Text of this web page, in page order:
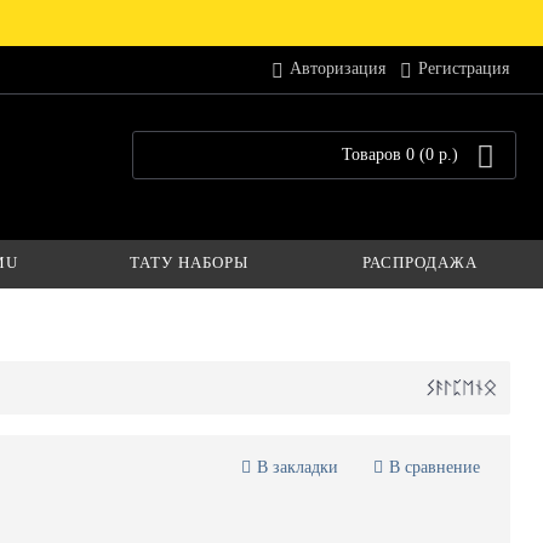
Авторизация Регистрация
Товаров 0 (0 р.)
ТАТУ НАБОРЫ РАСПРОДАЖА
В закладки В сравнение